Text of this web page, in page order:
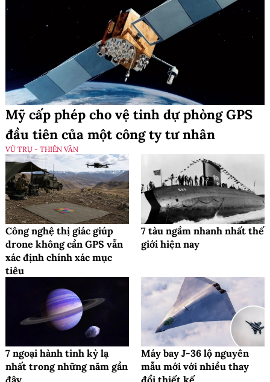
Mỹ cấp phép cho vệ tinh dự phòng GPS
đầu tiên của một công ty tư nhân
VŨ TRỤ - THIÊN VĂN
Công nghệ thị giác giúp
drone không cần GPS vẫn
xác định chính xác mục
tiêu
7 tàu ngầm nhanh nhất thế
giới hiện nay
7 ngoại hành tinh kỳ lạ
nhất trong những năm gần
Máy bay J-36 lộ nguyên
mẫu mới với nhiều thay